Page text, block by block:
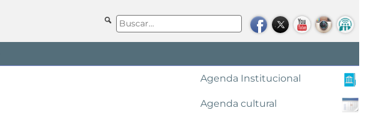
Agenda Institucional
Agenda cultural